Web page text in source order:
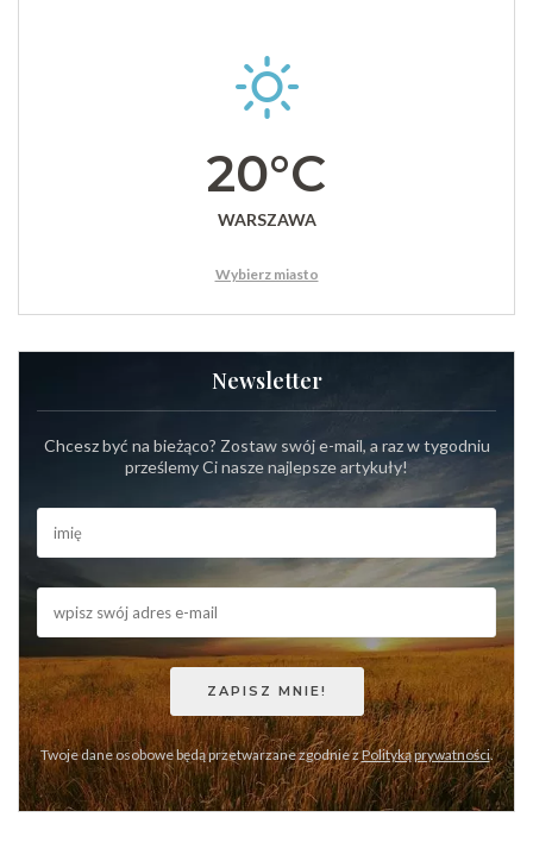
20°C
WARSZAWA
Wybierz miasto
Newsletter
Chcesz być na bieżąco? Zostaw swój e-mail, a raz w tygodniu
prześlemy Ci nasze najlepsze artykuły!
Twoje dane osobowe będą przetwarzane zgodnie zPolityką prywatności.